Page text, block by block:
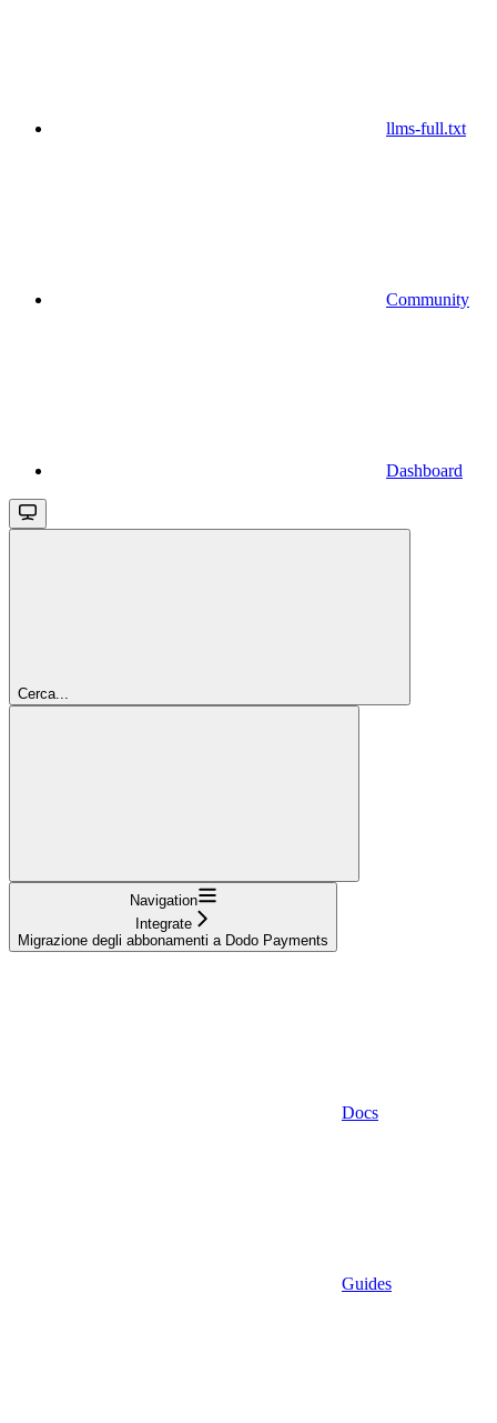
llms-full.txt
Community
Dashboard
Cerca...
Navigation
Integrate
Migrazione degli abbonamenti a Dodo Payments
Docs
Guides